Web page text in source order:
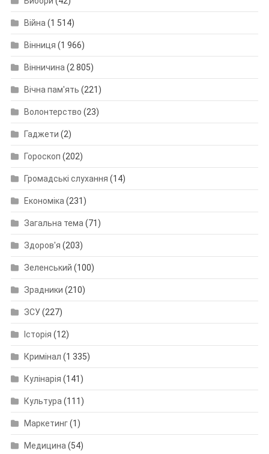
Війна (1 514)
Вінниця (1 966)
Вінничина (2 805)
Вічна пам'ять (221)
Волонтерство (23)
Гаджети (2)
Гороскоп (202)
Громадські слухання (14)
Економіка (231)
Загальна тема (71)
Здоров'я (203)
Зеленський (100)
Зрадники (210)
ЗСУ(227)
Історія (12)
Кримінал (1 335)
Кулінарія (141)
Культура (111)
Маркетинг(1)
Медицина (54)